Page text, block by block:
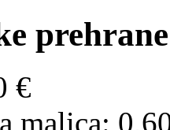
prehrane
€
malica: